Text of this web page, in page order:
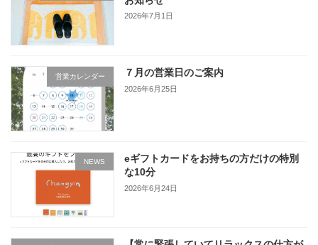
2026年7月1日
営業カレンダー ７月の営業日のご案内
2026年6月25日
NEWS
eギフトカードをお持ちの方だけの特別
な10分
2026年6月24日